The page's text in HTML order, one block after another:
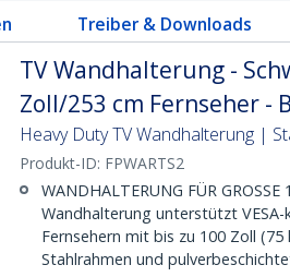
Treiber & Downloads
TV Wandhalterung -
Zoll/253 cm Fernseher -
Heavy Duty TV Wandhalterung |
Produkt-ID: FPWARTS2
WANDHALTERUNG FÜR
Wandhalterung unterstützt
Fernsehern mit bis zu 100 Zoll
Stahlrahmen und